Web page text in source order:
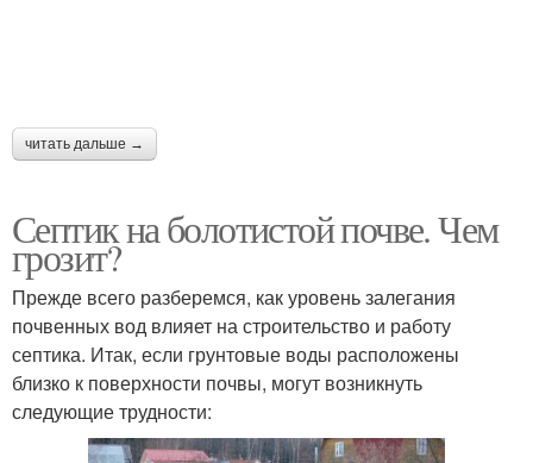
читать дальше →
Септик на болотистой почве. Чем
грозит?
Прежде всего разберемся, как уровень залегания
почвенных вод влияет на строительство и работу
септика. Итак, если грунтовые воды расположены
близко к поверхности почвы, могут возникнуть
следующие трудности: